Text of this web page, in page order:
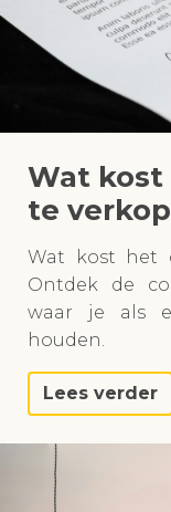
Wat
te
Wat kost het
Ontdek de
waar je als
houden.
Lees verder